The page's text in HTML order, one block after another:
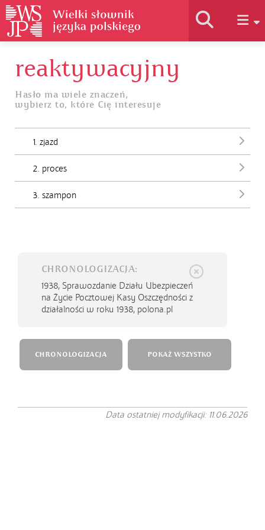
Historia słownika
Jak korzystać
reaktywacyjny
Hasło ma wiele znaczeń,
wybierz to, które Cię interesuje
1. zjazd
2. proces
3. szampon
CHRONOLOGIZACJA:
1938, Sprawozdanie Działu Ubezpieczeń
na Życie Pocztowej Kasy Oszczędności z
działalności w roku 1938, polona.pl
CHRONOLOGIZACJA POKAŻ WSZYSTKO
Data ostatniej modyfikacji: 11.06.2026